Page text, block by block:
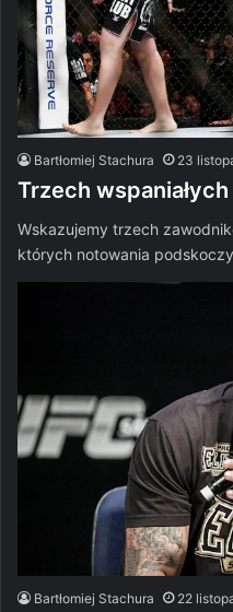
Bartłomiej Stachura 23
Trzech
Wskazujemy trzech
których notowania
Bartłomiej Stachura 22